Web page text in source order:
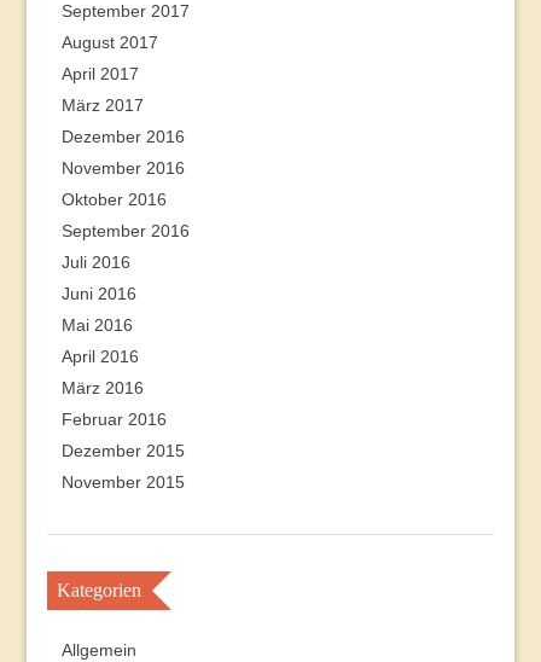
September 2017
August 2017
April 2017
März 2017
Dezember 2016
November 2016
Oktober 2016
September 2016
Juli 2016
Juni 2016
Mai 2016
April 2016
März 2016
Februar 2016
Dezember 2015
November 2015
Kategorien
Allgemein